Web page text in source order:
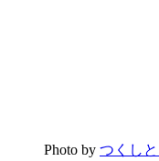
Photo by つくし